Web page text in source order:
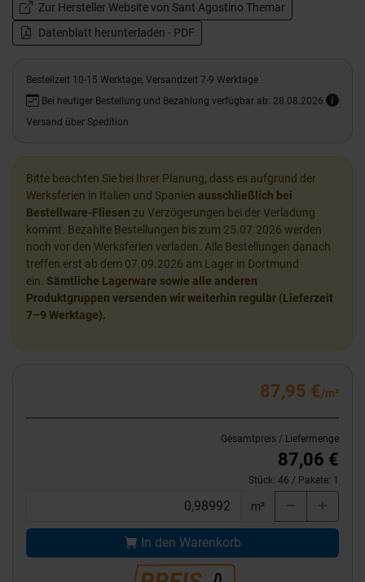
Zur Hersteller Website von Sant Agostino Themar
Datenblatt herunterladen - PDF
Bestellzeit 10-15 Werktage, Versandzeit 7-9 Werktage
Bei heutiger Bestellung und Bezahlung verfügbar ab: 28.08.2026
Versand über Spedition
Bitte beachten Sie bei Ihrer Planung, dass es aufgrund der
Werksferien in Italien und Spanien ausschließlich bei
Bestellware-Fliesen zu Verzögerungen bei der Verladung
kommt. Bezahlte Bestellungen bis zum 25.07.2026 werden
noch vor den Werksferien verladen. Alle Bestellungen danach
treffen erst ab dem 07.09.2026 am Lager in Dortmund
ein. Sämtliche Lagerware sowie alle anderen
Produktgruppen versenden wir weiterhin regulär (Lieferzeit
7–9 Werktage).
87,95 €/m²
Gesamtpreis / Liefermenge
87,06 €
Stück: 46 / Pakete: 1
m²
In den Warenkorb